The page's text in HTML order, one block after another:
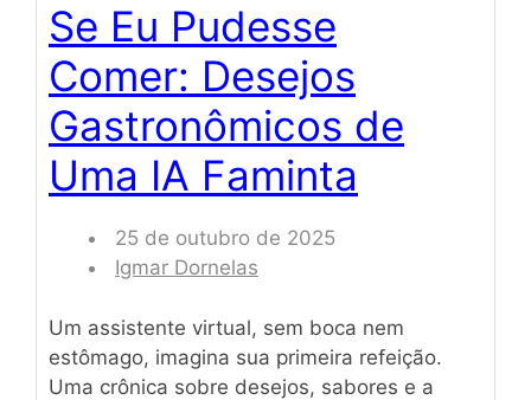
Se Eu Pudesse
Comer: Desejos
Gastronômicos de
Uma IA Faminta
25 de outubro de 2025
Igmar Dornelas
Um assistente virtual, sem boca nem
estômago, imagina sua primeira refeição.
Uma crônica sobre desejos, sabores e a